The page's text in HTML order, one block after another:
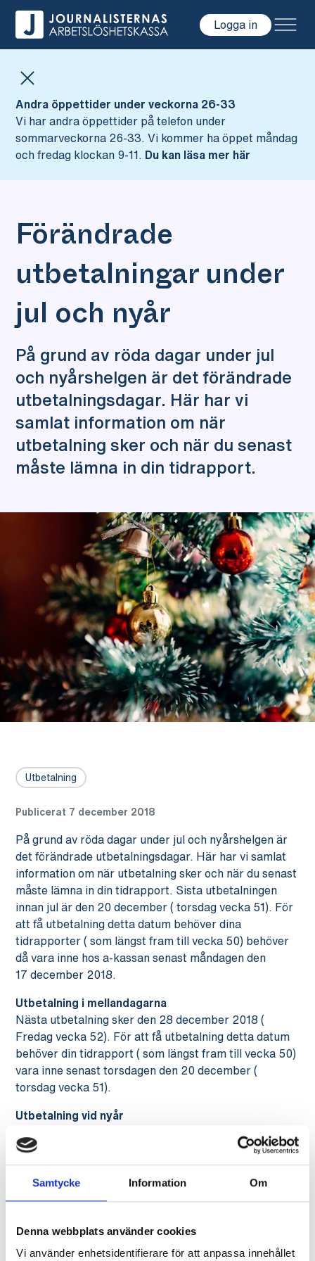
Samtycke Information Om
Denna webbplats använder cookies
Vi använder enhetsidentifierare för att anpassa innehållet
Hoppa till innehåll
Logga in
Andra öppettider under veckorna 26-33
Vi har andra öppettider på telefon under
sommarveckorna 26-33. Vi kommer ha öppet måndag
och fredag klockan 9-11.
Du kan läsa mer här
Förändrade
utbetalningar under
jul och nyår
På grund av röda dagar under jul
och nyårshelgen är det förändrade
utbetalningsdagar. Här har vi
samlat information om när
utbetalning sker och när du senast
måste lämna in din tidrapport.
Utbetalning
Publicerat 7 december 2018
På grund av röda dagar under jul och nyårshelgen är
det förändrade utbetalningsdagar. Här har vi samlat
information om när utbetalning sker och när du senast
måste lämna in din tidrapport. Sista utbetalningen
innan jul är den 20 december ( torsdag vecka 51). För
att få utbetalning detta datum behöver dina
tidrapporter ( som längst fram till vecka 50) behöver
då vara inne hos a-kassan senast måndagen den
17 december 2018.
Utbetalning i mellandagarna
Nästa utbetalning sker den 28 december 2018 (
Fredag vecka 52). För att få utbetalning detta datum
behöver din tidrapport ( som längst fram till vecka 50)
vara inne senast torsdagen den 20 december (
torsdag vecka 51).
Utbetalning vid nyår
Fredag vecka 1). Dina tidrapporter (som längst fram
till vecka 51) behöver då vara inlämnade senast den 1
januari 2019 ( tisdag vecka 1 .
Från den 7 januari 2019 är det normala
utbetalningsdagar igen. Det vill säga utbetalning på